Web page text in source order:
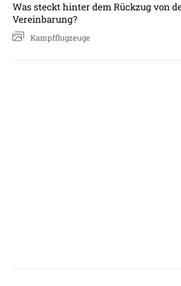
Was steckt hinter dem Rückzug von
Vereinbarung?
Kampfflugzeuge